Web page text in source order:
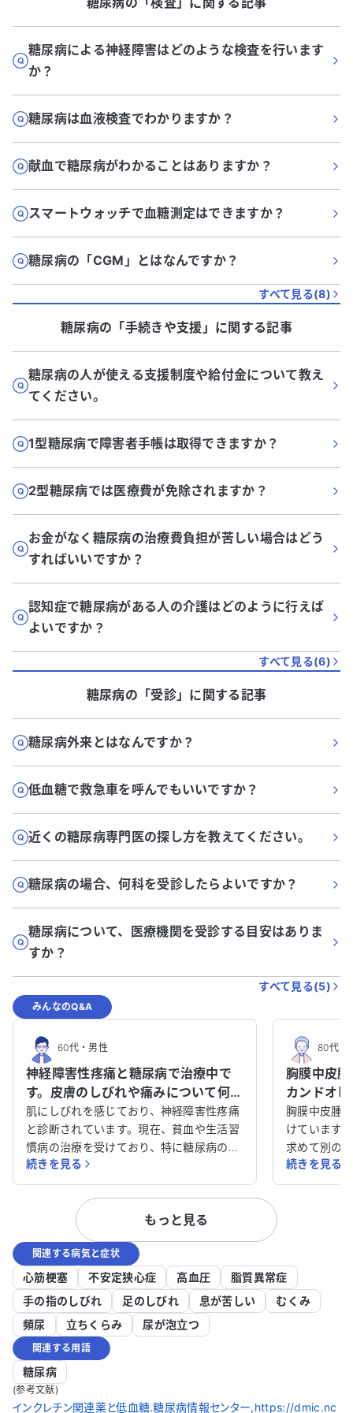
糖尿病による神経障害はどのような検査を行います
か？
糖尿病は血液検査でわかりますか？
献血で糖尿病がわかることはありますか？
スマートウォッチで血糖測定はできますか？
糖尿病の「CGM」とはなんですか？
すべて見る(8)
糖尿病の「手続きや支援 」に関する記事
糖尿病の人が使える支援制度や給付金について教え
てください。
1型糖尿病で障害者手帳は取得できますか？
2型糖尿病では医療費が免除されますか？
お金がなく糖尿病の治療費負担が苦しい場合はどう
すればいいですか？
認知症で糖尿病がある人の介護はどのように行えば
よいですか？
すべて見る(6)
糖尿病の「受診」に関する記事
糖尿病外来とはなんですか？
低血糖で救急車を呼んでもいいですか？
近くの糖尿病専門医の探し方を教えてください。
糖尿病の場合、何科を受診したらよいですか？
糖尿病について、医療機関を受診する目安はありま
すか？
すべて見る(5)
みんなのQ&A
60代・男性
神経障害性疼痛と糖尿病で治療中で
す。皮膚のしびれや痛みについて何科
を受診すべきか教えてください。
肌にしびれを感じており、神経障害性疼痛
と診断されています。現在、貧血や生活習
慣病の治療を受けており、特に糖尿病の治
療を続けています。皮膚のしびれや痛み、
ほてりが半年以上改善せず、非常に困って
います。アレルギーはありません。 この症
状に対して、どの科を受診すべきか迷って
います。皮膚のしびれや痛みが続く原因を
詳しく知りたいですし、適切な治療法があ
れば教えていただきたいです。どのように
対処すれば良いのか、アドバイスをいただ
けると助かります。
続きを見る
80代・
胸膜中皮
カンドオ
談させて
胸膜中皮腫
けています
求めて別の
が、体力が
らの治療方針
イスをいた
続きを見る
もっと見る
関連する病気と症状
心筋梗塞 不安定狭心症 高血圧
脂質異常症
手の指のしびれ
足のしびれ 息が苦しい
むくみ
頻尿
立ちくらみ 尿が泡立つ
関連する用語
糖尿病
(参考文献)
インクレチン関連薬と低血糖.糖尿病情報センター,https://dmic.nc